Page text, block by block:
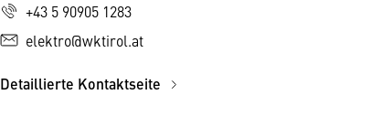
+43 5 90905 1283
elektro@wktirol.at
Detaillierte Kontaktseite